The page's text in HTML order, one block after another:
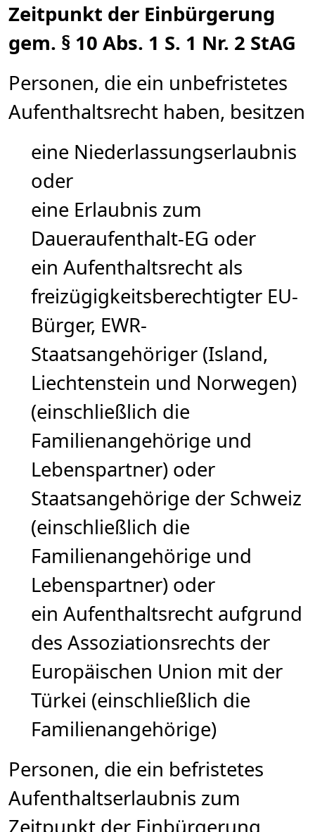
Zeitpunkt der Einbürgerung
gem. § 10 Abs. 1 S. 1 Nr. 2 StAG
Personen, die ein unbefristetes
Aufenthaltsrecht haben, besitzen
eine Niederlassungserlaubnis
oder
eine Erlaubnis zum
Daueraufenthalt-EG oder
ein Aufenthaltsrecht als
freizügigkeitsberechtigter EU-
Bürger, EWR-
Staatsangehöriger (Island,
Liechtenstein und Norwegen)
(einschließlich die
Familienangehörige und
Lebenspartner) oder
Staatsangehörige der Schweiz
(einschließlich die
Familienangehörige und
Lebenspartner) oder
ein Aufenthaltsrecht aufgrund
des Assoziationsrechts der
Europäischen Union mit der
Türkei (einschließlich die
Familienangehörige)
Personen, die ein befristetes
Aufenthaltserlaubnis zum
Zeitpunkt der Einbürgerung